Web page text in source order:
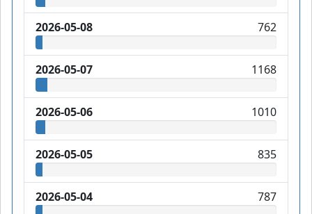
2026-05-08 762
2026-05-07 1168
2026-05-06 1010
2026-05-05 835
2026-05-04 787